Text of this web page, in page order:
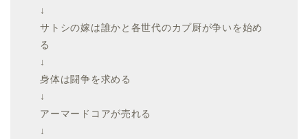
↓
サトシの嫁は誰かと各世代のカプ厨が争いを始め
る
↓
身体は闘争を求める
↓
アーマードコアが売れる
↓